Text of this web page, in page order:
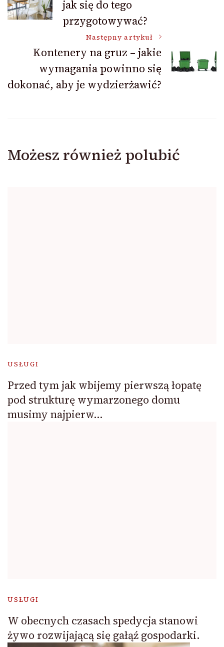
wpisujak się do tego
przygotowywać?
Następny artykuł
Kontenery na gruz – jakie
wymagania powinno się
dokonać, aby je wydzierżawić?
Możesz również polubić
USŁUGI
Przed tym jak wbijemy pierwszą łopatę
pod strukturę wymarzonego domu
musimy najpierw…
USŁUGI
W obecnych czasach spedycja stanowi
żywo rozwijającą się gałąź gospodarki.